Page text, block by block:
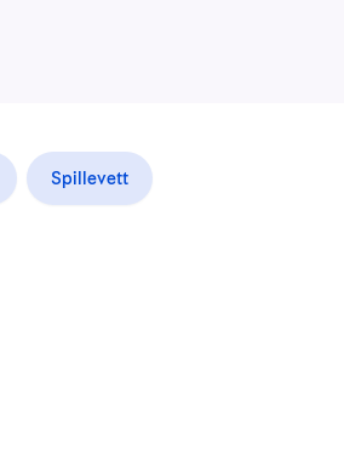
Spillevett